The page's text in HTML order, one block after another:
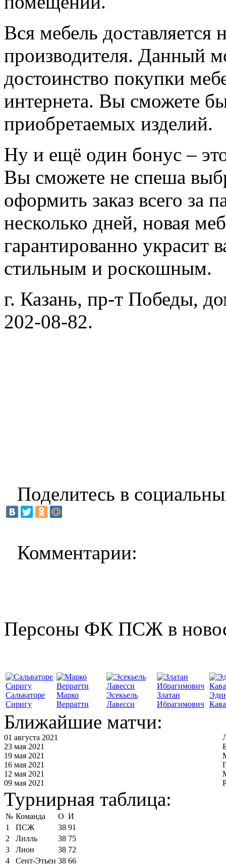
Вся мебель доставляется
производителя. Данный
достоинство покупки
интернета. Вы сможете
приобретаемых изделий.
Ну и ещё один бонус –
Вы сможете не спеша
оформить заказ всего за
несколько дней, новая
гарантированно украсит
стильным и роскошным.
г. Казань, пр-т Победы,
202-08-82.
Поделитесь в
Комментарии:
Персоны ФК ПСЖ в
Сальваторе
Сиригу
Марко
Верратти
Эсекьель
Лавесси
Златан
Ибрагимович
Ближайшие матчи:
01 августа 2021
23 мая 2021
19 мая 2021
16 мая 2021
12 мая 2021
09 мая 2021
Турнирная таблица:
№ Команда О И
1
ПСЖ 38 91
2
Лилль 38 75
3
Лион 38 72
4
Сент-Этьен 38 66